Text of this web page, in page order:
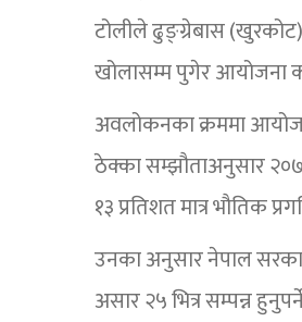
टोलीले ढुङ्ग्रेबास
खोलासम्म पुगेर आयोजना
अवलोकनका क्रममा
ठेक्का सम्झौताअनुसार
१३ प्रतिशत मात्र भौतिक
उनका अनुसार नेपाल
असार २५ भित्र सम्पन्न